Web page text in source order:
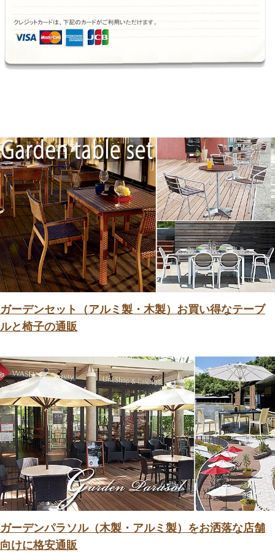
ガーデンセット（アルミ製・木製）お買い得なテーブ
ルと椅子の通販
ガーデンパラソル（木製・アルミ製）をお洒落な店舗
向けに格安通販